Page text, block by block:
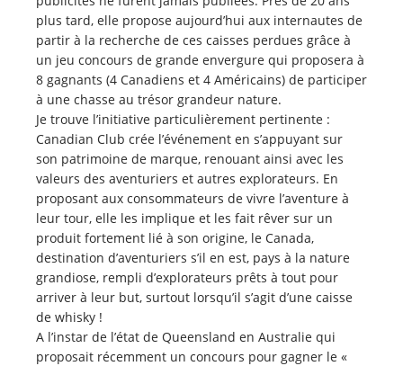
plus tard, elle propose aujourd’hui aux internautes de
partir à la recherche de ces caisses perdues grâce à
un jeu concours de grande envergure qui proposera à
8 gagnants (4 Canadiens et 4 Américains) de participer
à une chasse au trésor grandeur nature.
Je trouve l’initiative particulièrement pertinente :
Canadian Club crée l’événement en s’appuyant sur
son patrimoine de marque, renouant ainsi avec les
valeurs des aventuriers et autres explorateurs. En
proposant aux consommateurs de vivre l’aventure à
leur tour, elle les implique et les fait rêver sur un
produit fortement lié à son origine, le Canada,
destination d’aventuriers s’il en est, pays à la nature
grandiose, rempli d’explorateurs prêts à tout pour
arriver à leur but, surtout lorsqu’il s’agit d’une caisse
de whisky !
A l’instar de l’état de Queensland en Australie qui
proposait récemment un concours pour gagner le «